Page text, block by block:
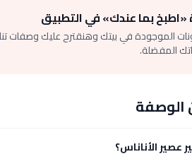
«اطبخ بما عندك» في التطبيق
الموجودة في بيتك وهنقترح عليك وصفات
المفضلة.
الوصفة
الأناناس؟